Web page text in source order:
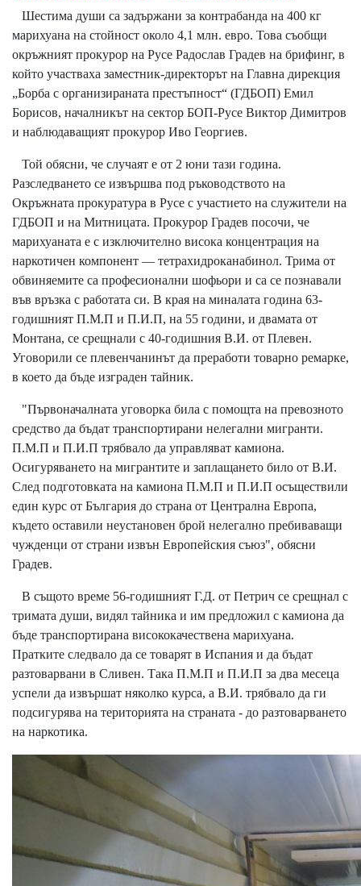
Шестима души са задържани за контрабанда на 400 кг
марихуана на стойност около 4,1 млн. евро. Това съобщи
окръжният прокурор на Русе Радослав Градев на брифинг, в
който участваха заместник-директорът на Главна дирекция
„Борба с организираната престъпност“ (ГДБОП) Емил
Борисов, началникът на сектор БОП-Русе Виктор Димитров
и наблюдаващият прокурор Иво Георгиев.
Той обясни, че случаят е от 2 юни тази година.
Разследването се извършва под ръководството на
Окръжната прокуратура в Русе с участието на служители на
ГДБОП и на Митницата. Прокурор Градев посочи, че
марихуаната е с изключително висока концентрация на
наркотичен компонент — тетрахидроканабинол. Трима от
обвиняемите са професионални шофьори и са се познавали
във връзка с работата си. В края на миналата година 63-
годишният П.М.П и П.И.П, на 55 години, и двамата от
Монтана, се срещнали с 40-годишния В.И. от Плевен.
Уговорили се плевенчанинът да преработи товарно ремарке,
в което да бъде изграден тайник.
"Първоначалната уговорка била с помощта на превозното
средство да бъдат транспортирани нелегални мигранти.
П.М.П и П.И.П трябвало да управляват камиона.
Осигуряването на мигрантите и заплащането било от В.И.
След подготовката на камиона П.М.П и П.И.П осъществили
един курс от България до страна от Централна Европа,
където оставили неустановен брой нелегално пребиваващи
чужденци от страни извън Европейския съюз", обясни
Градев.
В същото време 56-годишният Г.Д. от Петрич се срещнал с
тримата души, видял тайника и им предложил с камиона да
бъде транспортирана висококачествена марихуана.
Пратките следвало да се товарят в Испания и да бъдат
разтоварвани в Сливен. Така П.М.П и П.И.П за два месеца
успели да извършат няколко курса, а В.И. трябвало да ги
подсигурява на територията на страната - до разтоварването
на наркотика.